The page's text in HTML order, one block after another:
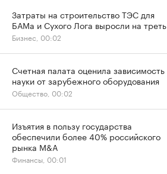
Затраты на строительство ТЭС для
БАМа и Сухого Лога выросли на треть
Бизнес, 00:02
Счетная палата оценила зависимость
науки от зарубежного оборудования
Общество, 00:02
Изъятия в пользу государства
обеспечили более 40% российского
рынка M&A
Финансы, 00:01